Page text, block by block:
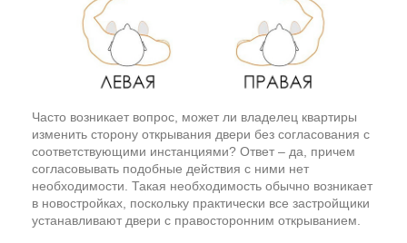
Часто возникает вопрос, может ли владелец квартиры
изменить сторону открывания двери без согласования с
соответствующими инстанциями? Ответ – да, причем
согласовывать подобные действия с ними нет
необходимости. Такая необходимость обычно возникает
в новостройках, поскольку практически все застройщики
устанавливают двери с правосторонним открыванием.